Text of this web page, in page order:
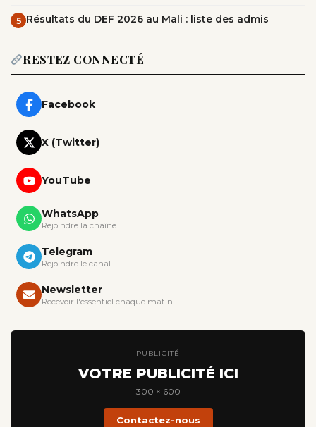
5 Résultats du DEF 2026 au Mali : liste des admis
RESTEZ CONNECTÉ
Facebook
X (Twitter)
YouTube
WhatsApp
Rejoindre la chaîne
Telegram
Rejoindre le canal
Newsletter
Recevoir l'essentiel chaque matin
PUBLICITÉ
VOTRE PUBLICITÉ ICI
300 × 600
Contactez-nous